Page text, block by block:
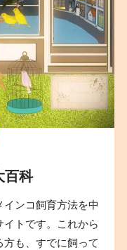
百科
インコ飼育方法を中
トです。これから
も、すでに飼って